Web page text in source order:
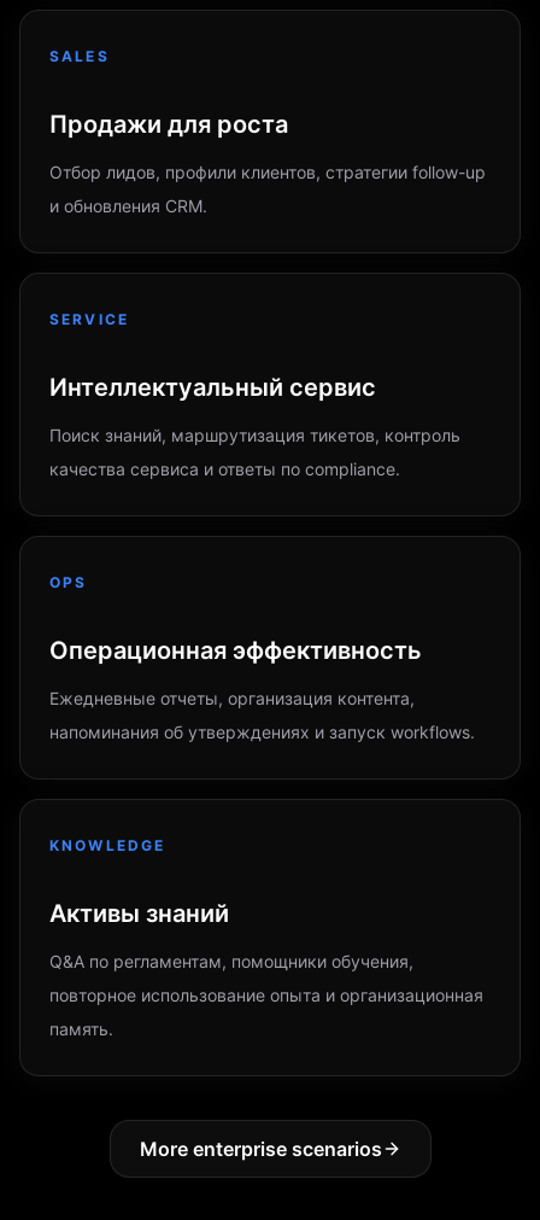
SALES
Продажи для роста
Отбор лидов, профили клиентов, стратегии follow-up
и обновления CRM.
SERVICE
Интеллектуальный сервис
Поиск знаний, маршрутизация тикетов, контроль
качества сервиса и ответы по compliance.
OPS
Операционная эффективность
Ежедневные отчеты, организация контента,
напоминания об утверждениях и запуск workflows.
KNOWLEDGE
Активы знаний
Q&A по регламентам, помощники обучения,
повторное использование опыта и организационная
память.
More enterprise scenarios